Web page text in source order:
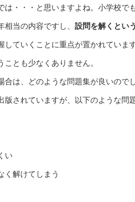
・・・と思いますよね。小学校で
当の内容ですし、 設問を解くとい
していくことに重点が置かれていま
とも少なくありません。
は、どのような問題集が良いので
されていますが、以下のような問
い
く解けてしまう